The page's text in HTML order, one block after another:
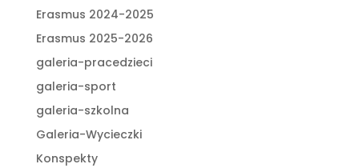
Erasmus 2024-2025
Erasmus 2025-2026
galeria-pracedzieci
galeria-sport
galeria-szkolna
Galeria-Wycieczki
Konspekty